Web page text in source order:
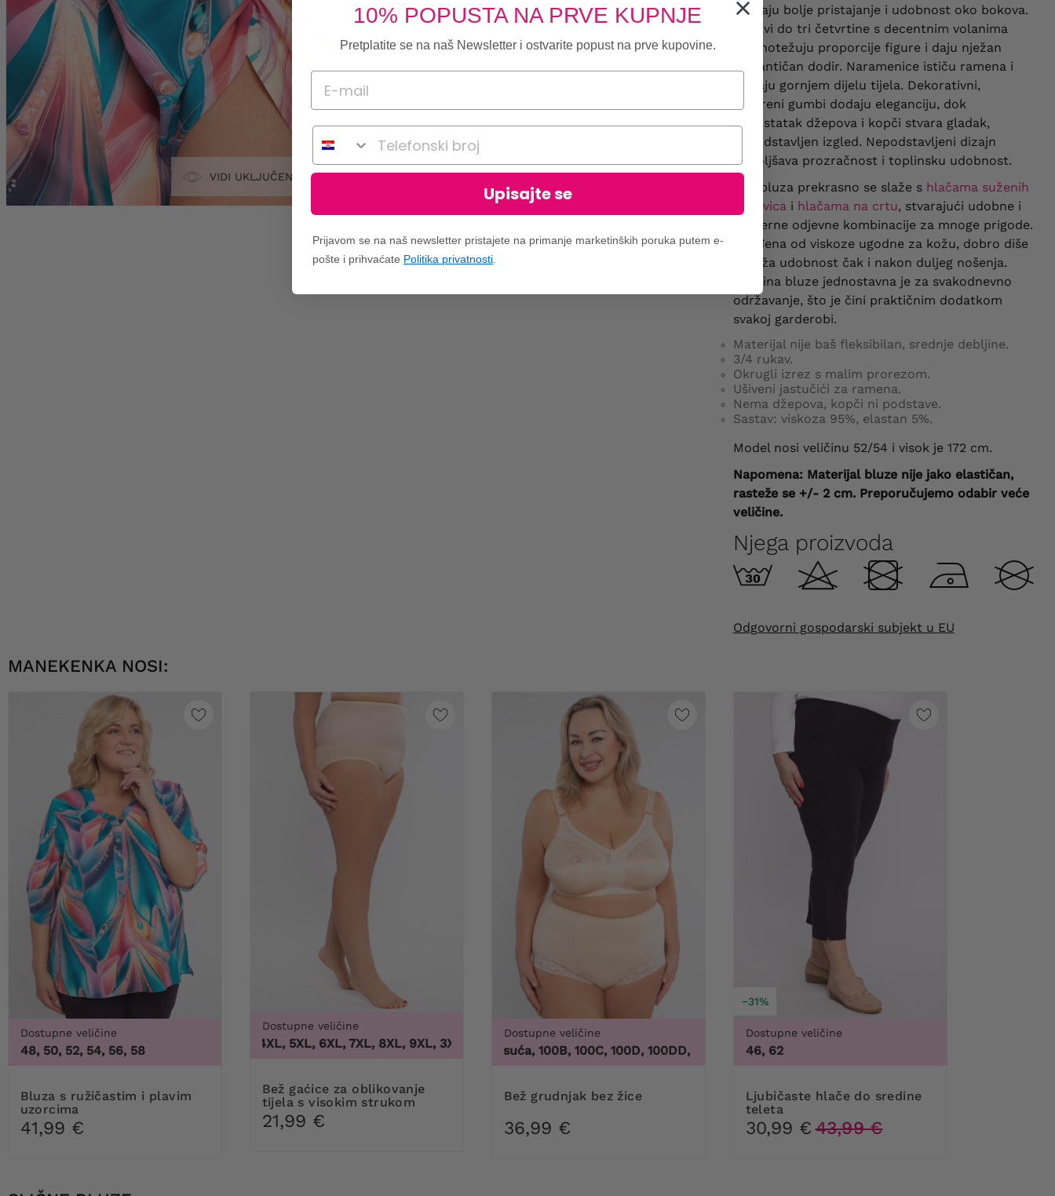
VIDI UKLJUČENO
pružaju bolje pristajanje i udobnost oko bokova.
Rukavi do tri četvrtine s decentnim volanima
uravnotežuju proporcije figure i daju nježan
romantičan dodir. Naramenice ističu ramena i
laskaju gornjem dijelu tijela. Dekorativni,
otvoreni gumbi dodaju eleganciju, dok
nedostatak džepova i kopči stvara gladak,
nepodstavljen izgled. Nepodstavljeni dizajn
poboljšava prozračnost i toplinsku udobnost.
Ova bluza prekrasno se slaže s hlačama suženih
nogavicai hlačama na crtu, stvarajući udobne i
moderne odjevne kombinacije za mnoge prigode.
Izrađena od viskoze ugodne za kožu, dobro diše
i pruža udobnost čak i nakon duljeg nošenja.
Tkanina bluze jednostavna je za svakodnevno
održavanje, što je čini praktičnim dodatkom
svakoj garderobi.
Materijal nije baš fleksibilan, srednje debljine.
3/4 rukav.
Okrugli izrez s malim prorezom.
Ušiveni jastučići za ramena.
Nema džepova, kopči ni podstave.
Sastav: viskoza 95%, elastan 5%.
Model nosi veličinu 52/54 i visok je 172 cm.
Napomena: Materijal bluze nije jako elastičan,
rasteže se +/- 2 cm. Preporučujemo odabir veće
veličine.
Njega proizvoda
Odgovorni gospodarski subjekt u EU
MANEKENKA NOSI:
Dostupne veličine
48, 50, 52, 54, 56, 58
Bluza s ružičastim i plavim
uzorcima
41,99 €
Dostupne veličine
3XL, 4XL, 5XL, 6XL, 7XL, 8XL, 9XL,3XL, 4XL, 5XL, 6XL, 7XL, 8XL, 9XL
Bež gaćice za oblikovanje
tijela s visokim strukom
21,99 €
Dostupne veličine
100 tisuća, 100B, 100C, 100D, 100DD, 100F, 100G, 100H, 100I, 100J, 105B, 105C, 105D, 105DD, 105F,
Bež grudnjak bez žice
36,99 €
−31%
Dostupne veličine
46, 62
Ljubičaste hlače do sredine
teleta
30,99 € 43,99 €
10% POPUSTA NA PRVE KUPNJE
Pretplatite se na naš Newsletter i ostvarite popust na prve kupovine.
Telefonski broj
Upisajte se
Prijavom se na naš newsletter pristajete na primanje marketinških poruka putem e-
pošte i prihvaćate Politika privatnosti